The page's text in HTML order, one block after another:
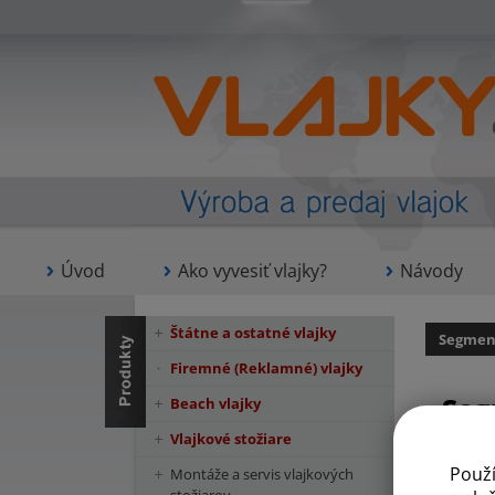
Úvod Ako vyvesiť vlajky? Návody
Štátne a ostatné vlajky
Firemné (Reklamné) vlajky
Beach vlajky
Vlajkové stožiare
Montáže a servis vlajkových